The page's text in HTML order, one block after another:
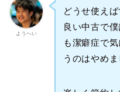
ようへい
どうせ使え
良い中古で
も潔癖症で
うのはやめま